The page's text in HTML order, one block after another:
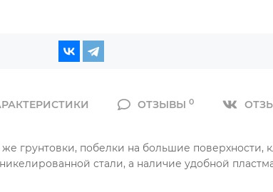
ОТЗЫВЫ0
грунтовки, побелки на большие поверхности,
стали, а наличие удобной